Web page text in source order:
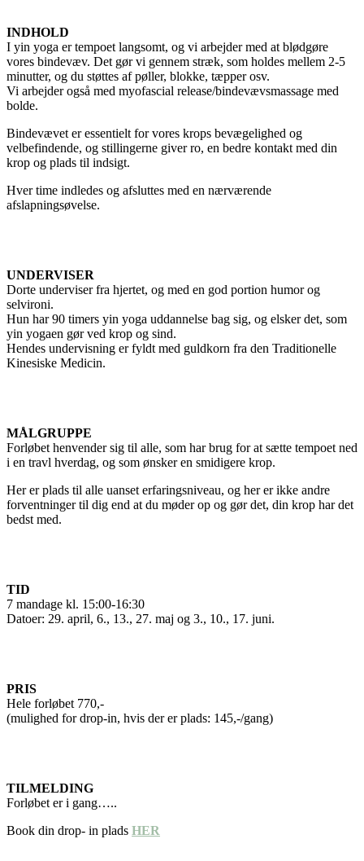
INDHOLD
I yin yoga er tempoet langsomt, og vi arbejder med at blødgøre
vores bindevæv. Det gør vi gennem stræk, som holdes mellem 2-5
minutter, og du støttes af pøller, blokke, tæpper osv.
Vi arbejder også med myofascial release/bindevævsmassage med
bolde.
Bindevævet er essentielt for vores krops bevægelighed og
velbefindende, og stillingerne giver ro, en bedre kontakt med din
krop og plads til indsigt.
Hver time indledes og afsluttes med en nærværende
afslapningsøvelse.
UNDERVISER
Dorte underviser fra hjertet, og med en god portion humor og
selvironi.
Hun har 90 timers yin yoga uddannelse bag sig, og elsker det, som
yin yogaen gør ved krop og sind.
Hendes undervisning er fyldt med guldkorn fra den Traditionelle
Kinesiske Medicin.
MÅLGRUPPE
Forløbet henvender sig til alle, som har brug for at sætte tempoet ned
i en travl hverdag, og som ønsker en smidigere krop.
Her er plads til alle uanset erfaringsniveau, og her er ikke andre
forventninger til dig end at du møder op og gør det, din krop har det
bedst med.
TID
7 mandage kl. 15:00-16:30
Datoer: 29. april, 6., 13., 27. maj og 3., 10., 17. juni.
PRIS
Hele forløbet 770,-
(mulighed for drop-in, hvis der er plads: 145,-/gang)
TILMELDING
Forløbet er i gang…..
Book din drop- in plads HER